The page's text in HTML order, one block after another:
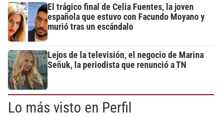
El trágico final de Celia Fuentes, la joven
española que estuvo con Facundo Moyano y
murió tras un escándalo
Lejos de la televisión, el negocio de Marina
Señuk, la periodista que renunció a TN
Lo más visto en Perfil